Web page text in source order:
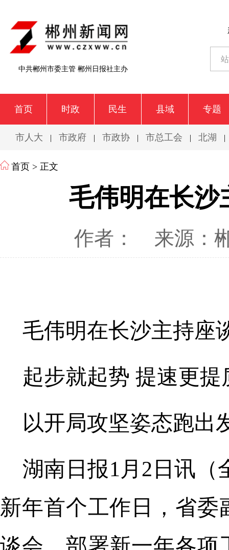
中共郴州市委主管 郴州日报社主办
首页 时政 民生 县域 专题
市人大 | 市政府 | 市政协 | 市总工会 | 北湖 |
首页 > 正文
毛伟明在长沙
作者： 来源：
毛伟明在长沙主持座
起步就起势 提速更提
以开局攻坚姿态跑出
湖南日报1月2日讯（
新年首个工作日，省